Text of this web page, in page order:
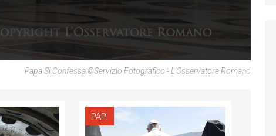
Papa Si Confessa ©Servizio Fotografico - L'Osservatore Romano
PAPI